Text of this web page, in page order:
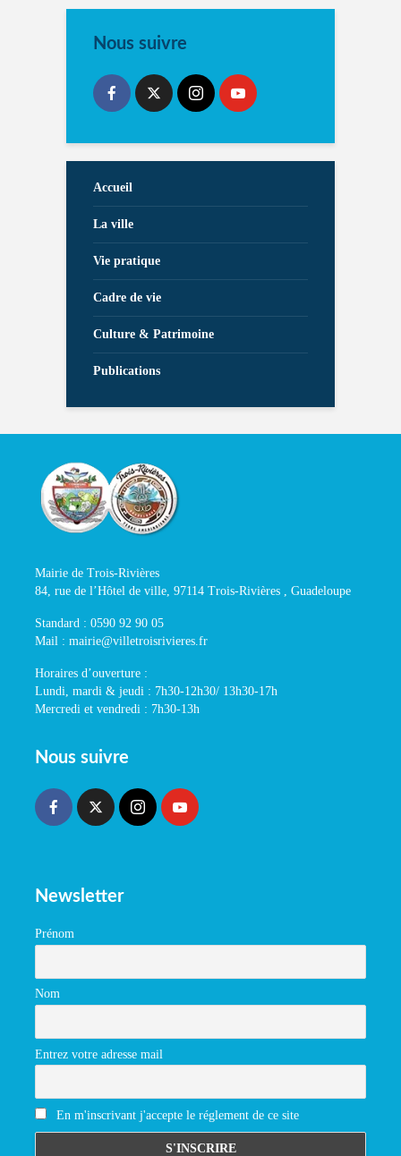
Nous suivre
Accueil
La ville
Vie pratique
Cadre de vie
Culture & Patrimoine
Publications
Mairie de Trois-Rivières
84, rue de l’Hôtel de ville, 97114 Trois-Rivières , Guadeloupe
Standard : 0590 92 90 05
Mail : mairie@villetroisrivieres.fr
Horaires d’ouverture :
Lundi, mardi & jeudi : 7h30-12h30/ 13h30-17h
Mercredi et vendredi : 7h30-13h
Nous suivre
Newsletter
Prénom
Nom
Entrez votre adresse mail
En m'inscrivant j'accepte le réglement de ce site